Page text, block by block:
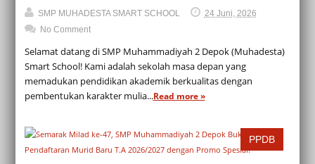
SMP MUHADESTA SMART SCHOOL
24 Juni, 2026
No Comment
Selamat datang di SMP Muhammadiyah 2 Depok (Muhadesta)
Smart School! Kami adalah sekolah masa depan yang
memadukan pendidikan akademik berkualitas dengan
pembentukan karakter mulia...Read more »
PPDB